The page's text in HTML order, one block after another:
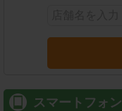
スマートフォン